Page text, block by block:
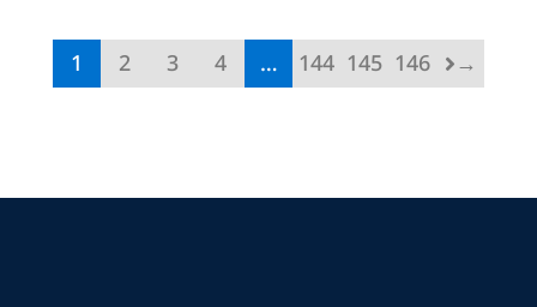
1 2 3 4 … 144 145 146 →